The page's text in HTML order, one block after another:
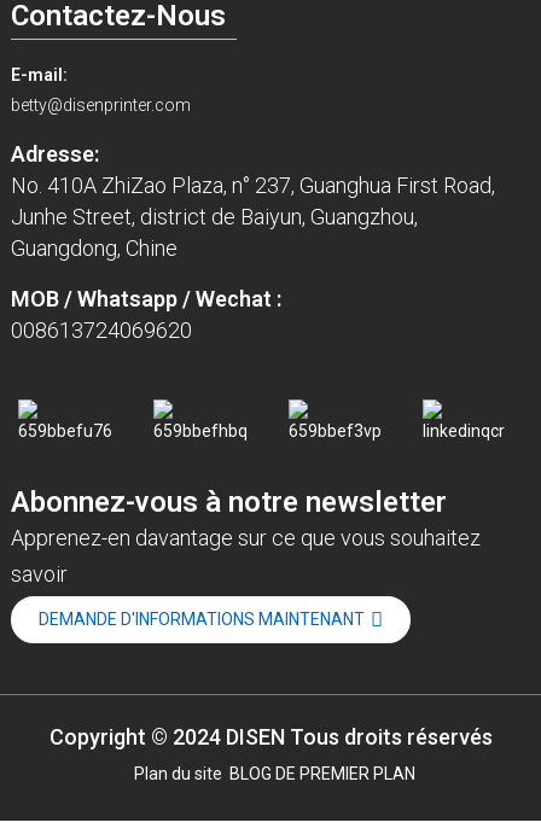
Contactez-Nous
E-mail:
betty@disenprinter.com
Adresse:
No. 410A ZhiZao Plaza, n° 237, Guanghua First Road,
Junhe Street, district de Baiyun, Guangzhou,
Guangdong, Chine
MOB / Whatsapp / Wechat :
008613724069620
Abonnez-vous à notre newsletter
Apprenez-en davantage sur ce que vous souhaitez
savoir
DEMANDE D'INFORMATIONS MAINTENANT
Copyright © 2024 DISEN Tous droits réservés
Plan du site BLOG DE PREMIER PLAN